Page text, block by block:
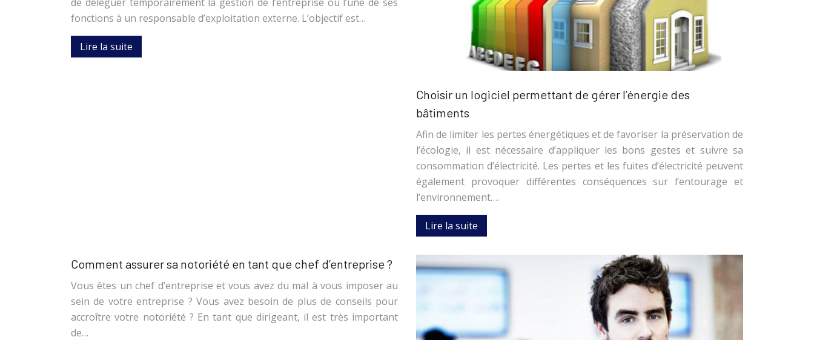
fonctions à un responsable d’exploitation externe. L’objectif est…
Lire la suite
Choisir un logiciel permettant de gérer l’énergie des
bâtiments
Afin de limiter les pertes énergétiques et de favoriser la préservation de
l’écologie, il est nécessaire d’appliquer les bons gestes et suivre sa
consommation d’électricité. Les pertes et les fuites d’électricité peuvent
également provoquer différentes conséquences sur l’entourage et
l’environnement….
Lire la suite
Comment assurer sa notoriété en tant que chef d’entreprise ?
Vous êtes un chef d’entreprise et vous avez du mal à vous imposer au
sein de votre entreprise ? Vous avez besoin de plus de conseils pour
accroître votre notoriété ? En tant que dirigeant, il est très important
de…